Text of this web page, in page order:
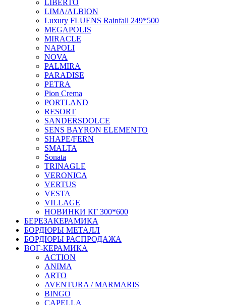
LIBERTO
LIMA/ALBION
Luxury FLUENS Rainfall 249*500
MEGAPOLIS
MIRACLE
NAPOLI
NOVA
PALMIRA
PARADISE
PETRA
Pion Crema
PORTLAND
RESORT
SANDERSDOLCE
SENS BAYRON ELEMENTO
SHAPE/FERN
SMALTA
Sonata
TRINAGLE
VERONICA
VERTUS
VESTA
VILLAGE
НОВИНКИ КГ 300*600
БЕРЕЗАКЕРАМИКА
БОРДЮРЫ МЕТАЛЛ
БОРДЮРЫ РАСПРОДАЖА
ВОГ-КЕРАМИКА
ACTION
ANIMA
ARTO
AVENTURA / MARMARIS
BINGO
CAPELLA